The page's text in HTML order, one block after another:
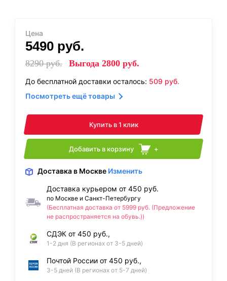
Цена
5490 руб.
8290руб. Выгода 2800 руб.
До бесплатной доставки осталось: 509 руб.
Посмотреть ещё товары
Купить в 1 клик
Добавить в корзину +
Доставка в Москве Изменить
Доставка курьером от 450 руб.
по Москве и Санкт-Петербургу
(Бесплатная доставка от 5999 руб. (Предложение
не распространяется на обувь.))
СДЭК от 450 руб.,
1-2 дня (В регионах от 3-5 дней)
Почтой России от 450 руб.,
3-5 дней (В регионах от 5-7 дней)